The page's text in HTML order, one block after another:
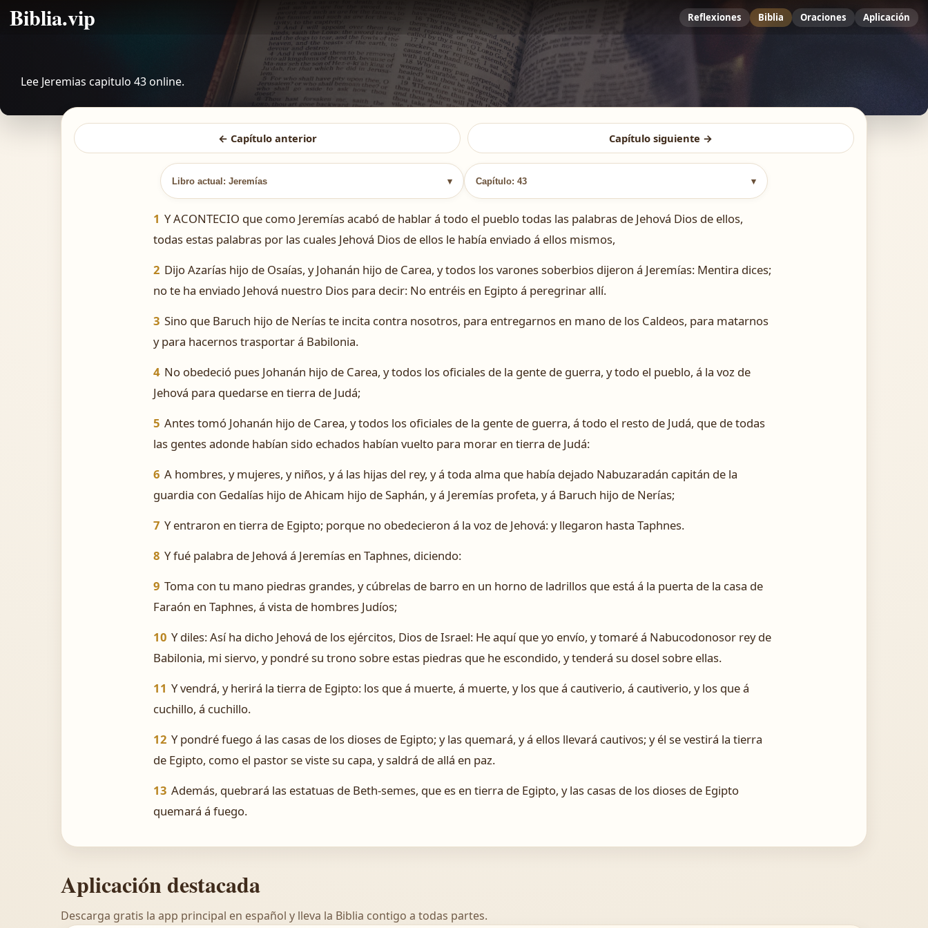
Biblia.vip Reflexiones Biblia Oraciones Aplicación
Lee Jeremias capitulo 43 online.
← Capítulo anterior Capítulo siguiente →
Libro actual: Jeremías ▾ Capítulo: 43 ▾
1 Y ACONTECIO que como Jeremías acabó de hablar á todo el pueblo todas las palabras de Jehová Dios de ellos,
todas estas palabras por las cuales Jehová Dios de ellos le había enviado á ellos mismos,
2 Dijo Azarías hijo de Osaías, y Johanán hijo de Carea, y todos los varones soberbios dijeron á Jeremías: Mentira dices;
no te ha enviado Jehová nuestro Dios para decir: No entréis en Egipto á peregrinar allí.
3 Sino que Baruch hijo de Nerías te incita contra nosotros, para entregarnos en mano de los Caldeos, para matarnos
y para hacernos trasportar á Babilonia.
4 No obedeció pues Johanán hijo de Carea, y todos los oficiales de la gente de guerra, y todo el pueblo, á la voz de
Jehová para quedarse en tierra de Judá;
5 Antes tomó Johanán hijo de Carea, y todos los oficiales de la gente de guerra, á todo el resto de Judá, que de todas
las gentes adonde habían sido echados habían vuelto para morar en tierra de Judá:
6 A hombres, y mujeres, y niños, y á las hijas del rey, y á toda alma que había dejado Nabuzaradán capitán de la
guardia con Gedalías hijo de Ahicam hijo de Saphán, y á Jeremías profeta, y á Baruch hijo de Nerías;
7 Y entraron en tierra de Egipto; porque no obedecieron á la voz de Jehová: y llegaron hasta Taphnes.
8 Y fué palabra de Jehová á Jeremías en Taphnes, diciendo:
9 Toma con tu mano piedras grandes, y cúbrelas de barro en un horno de ladrillos que está á la puerta de la casa de
Faraón en Taphnes, á vista de hombres Judíos;
10 Y diles: Así ha dicho Jehová de los ejércitos, Dios de Israel: He aquí que yo envío, y tomaré á Nabucodonosor rey de
Babilonia, mi siervo, y pondré su trono sobre estas piedras que he escondido, y tenderá su dosel sobre ellas.
11 Y vendrá, y herirá la tierra de Egipto: los que á muerte, á muerte, y los que á cautiverio, á cautiverio, y los que á
cuchillo, á cuchillo.
12 Y pondré fuego á las casas de los dioses de Egipto; y las quemará, y á ellos llevará cautivos; y él se vestirá la tierra
de Egipto, como el pastor se viste su capa, y saldrá de allá en paz.
13 Además, quebrará las estatuas de Beth-semes, que es en tierra de Egipto, y las casas de los dioses de Egipto
quemará á fuego.
Aplicación destacada
Descarga gratis la app principal en español y lleva la Biblia contigo a todas partes.